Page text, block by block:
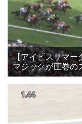
【アイビスサマー
マジックが圧巻の